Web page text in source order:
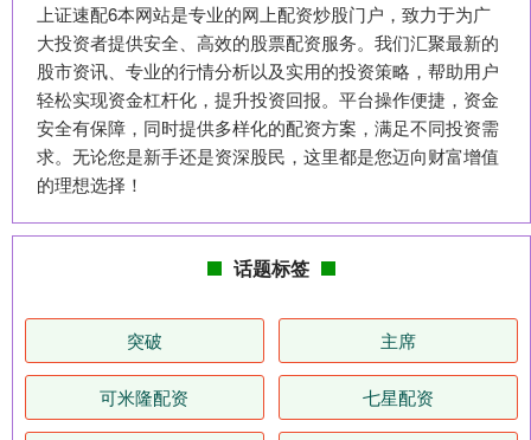
上证速配6本网站是专业的网上配资炒股门户，致力于为广
大投资者提供安全、高效的股票配资服务。我们汇聚最新的
股市资讯、专业的行情分析以及实用的投资策略，帮助用户
轻松实现资金杠杆化，提升投资回报。平台操作便捷，资金
安全有保障，同时提供多样化的配资方案，满足不同投资需
求。无论您是新手还是资深股民，这里都是您迈向财富增值
的理想选择！
话题标签
突破 主席
可米隆配资 七星配资